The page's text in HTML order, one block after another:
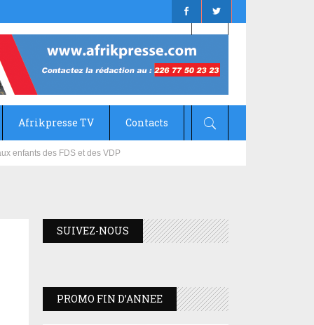
Afrikpresse TV Contacts
SUIVEZ-NOUS
PROMO FIN D’ANNEE